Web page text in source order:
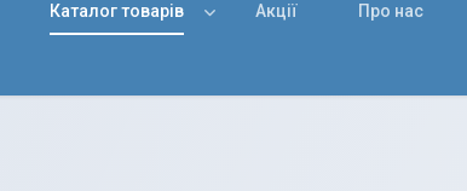
Каталог товарів Акції Про нас